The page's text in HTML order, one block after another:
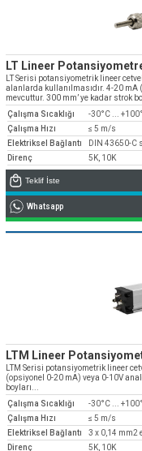
LT Lineer
LT Serisi potansiyometrik lineer
alanlarda kullanılmasıdır. 4-20 mA
mevcuttur. 300 mm’ ye kadar strok
Çalışma Sıcaklığı
-30°C ...
Çalışma Hızı
≤ 5 m/s
Elektriksel Bağlantı
DIN 43650-C
Direnç
5K, 10K
Teklif İste
Whatsapp
LTM Lineer
LTM Serisi potansiyometrik lineer
(opsiyonel 0-20 mA) veya 0-10V
boyları...
Çalışma Sıcaklığı
-30°C ...
Çalışma Hızı
≤ 5 m/s
Elektriksel Bağlantı
3 x 0,14 mm2
Direnç
5K, 10K